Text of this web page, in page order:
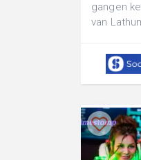
gangen
van
mal...